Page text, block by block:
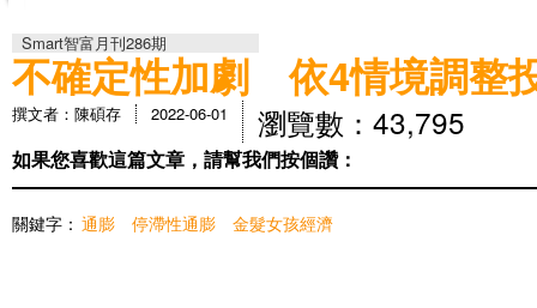
Smart智富月刊286期
不確定性加劇 依4情境調整
撰文者：陳碩存 2022-06-01 瀏覽數：43,795
如果您喜歡這篇文章，請幫我們按個讚：
關鍵字： 通膨 停滯性通膨 金髮女孩經濟